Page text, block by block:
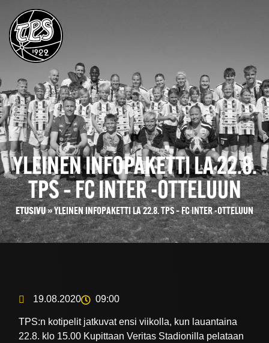
YLEINEN INFOPAKETTI LA 22.8.
TPS – FC INTER -OTTELUUN
ETUSIVU»YLEINEN INFOPAKETTI LA 22.8. TPS – FC INTER -OTTELUUN
19.08.2020 09:00
TPS:n kotipelit jatkuvat ensi viikolla, kun lauantaina
22.8. klo 15.00 Kupittaan Veritas Stadionilla pelataan